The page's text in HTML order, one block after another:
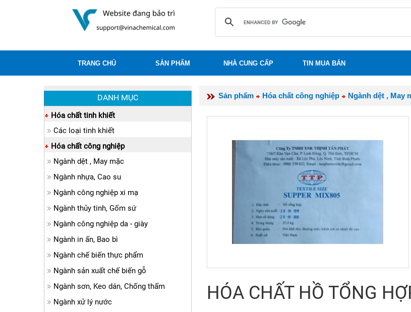
TRANG CHỦ SẢN PHẨM NHÀ CUNG CẤP TIN MUA BÁN
Sản phẩm Hóa chất công nghiệp Ngành dệt , May
HÓA CHẤT HỒ TỔNG
DANH MỤC
Hóa chất tinh khiết
Các loại tinh khiết
Hóa chất công nghiệp
Ngành dệt , May mặc
Ngành nhựa, Cao su
Ngành công nghiệp xi mạ
Ngành thủy tinh, Gốm sứ
Ngành công nghiệp da - giày
Ngành in ấn, Bao bì
Ngành chế biến thực phẩm
Ngành sản xuất chế biến gỗ
Ngành sơn, Keo dán, Chống thấm
Ngành xử lý nước